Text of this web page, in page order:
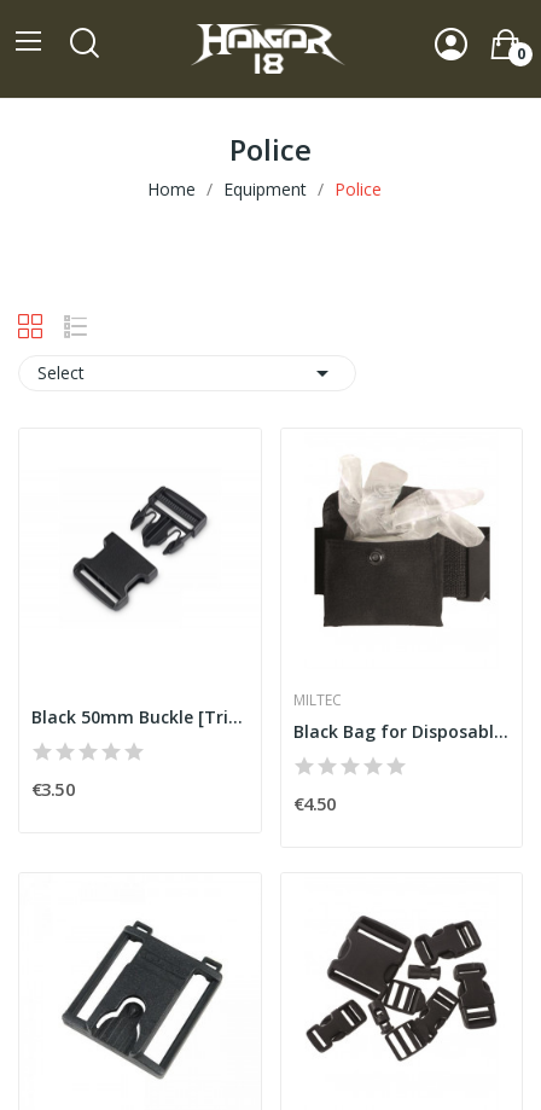
0
Police
Home Equipment Police
Select 
Black 50mm Buckle [Trim]
€3.50
MILTEC
Black Bag for Disposable Gloves [Miltec]
€4.50